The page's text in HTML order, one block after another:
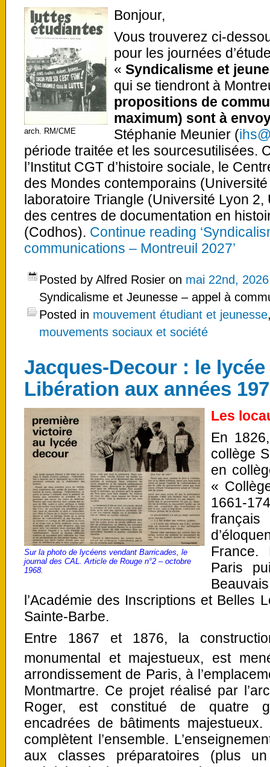
arch. RM/CME
Bonjour,
Vous trouverez ci-
pour les journées
« Syndicalisme et
qui se tiendront à
propositions de
maximum) sont à
Stéphanie Meunier (
période traitée et les sourcesutilisées.
l’Institut CGT d’histoire sociale, le
des Mondes contemporains
laboratoire Triangle (Université Lyon
des centres de documentation en
(Codhos). Continue reading
communications – Montreuil 2027’
Posted by Alfred Rosier on mai 22nd, 2026
Syndicalisme et Jeunesse – appel à
Posted in mouvement étudiant et jeunesse
mouvements sociaux et société
Jacques-Decour : le
Libération aux années
Sur la photo de lycéens vendant Barricades, le
journal des CAL. Article de Rouge n°2 – octobre
1968.
Les
En
collège
en
«
1661-
France.
Paris
l’Académie des Inscriptions et Belles
Sainte-Barbe.
Entre 1867 et 1876, la
monumental et majestueux, est
arrondissement de Paris, à
Montmartre. Ce projet réalisé par
Roger, est constitué de quatre
encadrées de bâtiments
complètent l’ensemble.
aux classes préparatoires (plus un